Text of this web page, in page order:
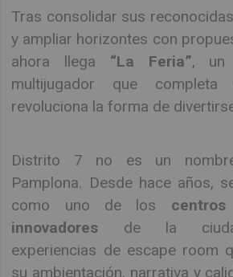
Tras consolidar sus
y ampliar horizontes con
ahora llega “La Feria”, un
multijugador que
revoluciona la forma de
Distrito 7 no es un
Pamplona. Desde hace años,
como uno de los
innovadores de la
experiencias de escape room
su ambientación, narrativa y